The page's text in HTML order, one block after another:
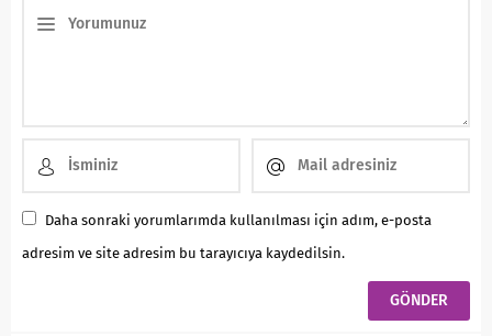
Daha sonraki yorumlarımda kullanılması için adım, e-posta
adresim ve site adresim bu tarayıcıya kaydedilsin.